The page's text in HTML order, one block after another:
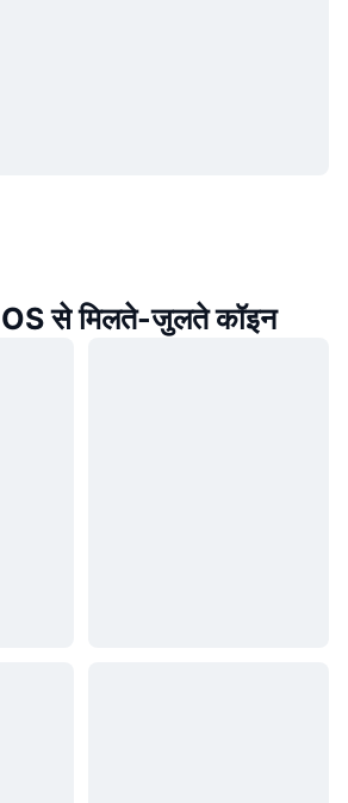
से मिलते-जुलते कॉइन